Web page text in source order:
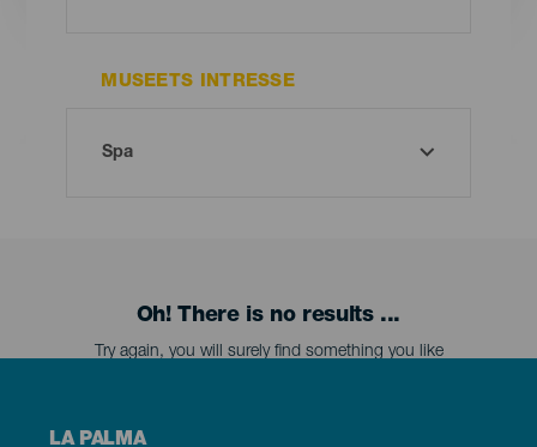
MUSEETS INTRESSE
Oh! There is no results ...
Try again, you will surely find something you like
Menú
LA PALMA